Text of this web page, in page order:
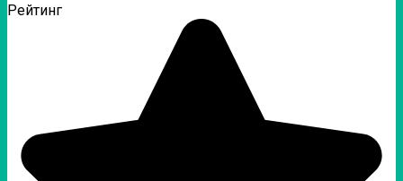
Рейтинг